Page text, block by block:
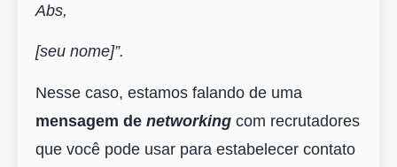
Abs,
[seu nome]”.
Nesse caso, estamos falando de uma
mensagem de networking com recrutadores
que você pode usar para estabelecer contato